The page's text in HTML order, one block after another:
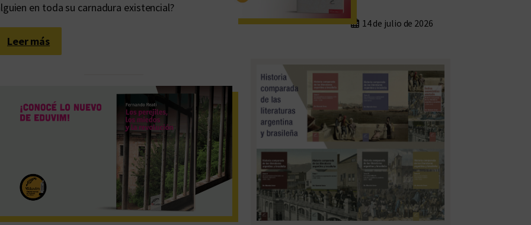
r
n
á
n
z
:
u
en toda su carnadura existencial?
Leer más:
S
g
i
u
14 de julio de 2026